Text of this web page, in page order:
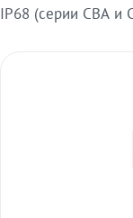
IP68 (серии СВА и